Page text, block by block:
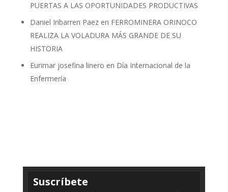
PUERTAS A LAS OPORTUNIDADES PRODUCTIVAS
Daniel Iribarren Paezen FERROMINERA ORINOCO
REALIZA LA VOLADURA MÁS GRANDE DE SU
HISTORIA
Eurimar josefina linero en Día Internacional de la
Enfermería
Suscríbete